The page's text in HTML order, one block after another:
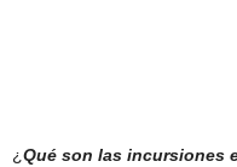
¿Qué son las incursiones